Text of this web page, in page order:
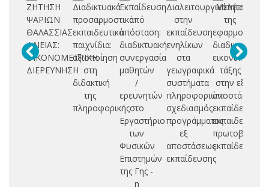
ΖΗΤΗΣΗ
ΨΑΡΙΩΝ
ΘΑΛΑΣΣΙΑΣ
ΑΛΙΕΙΑΣ:
ΟΙΚΟΝΟΜΕΤΡΙΚΗ
ΔΙΕΡΕΥΝΗΣΗ
Διαδικτυακά
προσαρμοστικά
εκπαιδευτικά
παιχνίδια:
αξιοποίηση
στη
διδακτική
της
πληροφορικής
Εκπαίδευση
από
απόσταση:
διαδικτυακή
συνεργασία
μαθητών
/
ερευνητών
στο
Εργαστήριο
των
Φυσικών
Επιστημών
της Γης -
η
Διαλειτουργικότητα
στην
εκπαίδευση
ενηλίκων
στα
γεωγραφικά
συστήματα
πληροφοριών:
σχεδιασμός
προγράμματος
εξ
αποστάσεως
εκπαίδευσης
Μελέτη
της
εφαρμογής
διαδικτυακής
εικονικής
τάξης
στην εξ
αποστάσεως
εκπαίδευση
εκπαίδευσης